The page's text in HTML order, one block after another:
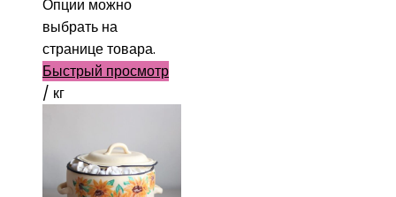
Опции можно
выбрать на
странице товара.
Быстрый просмотр
/ кг